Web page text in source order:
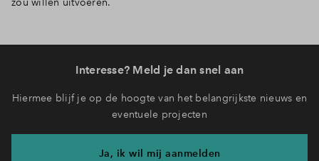
Interesse? Meld je dan snel aan
Hiermee blijf je op de hoogte van het belangrijkste nieuws en
eventuele projecten
Ja, ik wil mij aanmelden